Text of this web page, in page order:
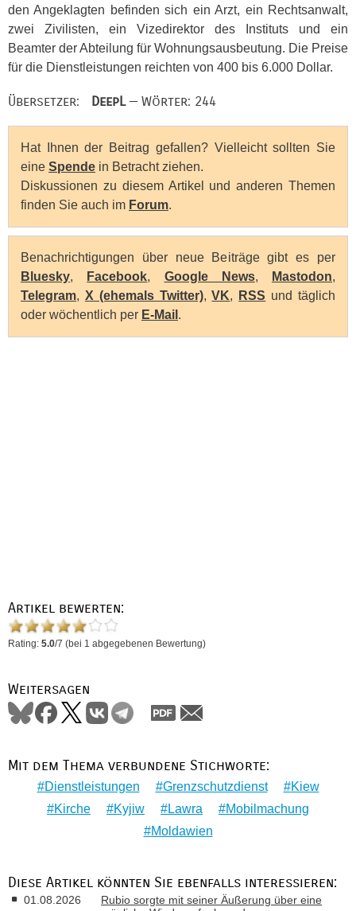
den Angeklagten befinden sich ein Arzt, ein Rechtsanwalt,
zwei Zivilisten, ein Vizedirektor des Instituts und ein
Beamter der Abteilung für Wohnungsausbeutung. Die Preise
für die Dienstleistungen reichten von 400 bis 6.000 Dollar.
Übersetzer: DeepL— Wörter: 244
Hat Ihnen der Beitrag gefallen? Vielleicht sollten Sie
eine Spende in Betracht ziehen.
Diskussionen zu diesem Artikel und anderen Themen
finden Sie auch im Forum.
Benachrichtigungen über neue Beiträge gibt es per
Bluesky, Facebook, Google News, Mastodon,
Telegram, X (ehemals Twitter),VK, RSS und täglich
oder wöchentlich per E-Mail .
Artikel bewerten:
Rating: 5.0/7 (bei 1 abgegebenen Bewertung)
Weitersagen
Mit dem Thema verbundene Stichworte:
Dienstleistungen Grenzschutzdienst
Kiew
Kirche
Kyjiw Lawra
Mobilmachung
Moldawien
Diese Artikel könnten Sie ebenfalls interessieren:
01.08.2026
Rubio sorgte mit seiner Äußerung über eine